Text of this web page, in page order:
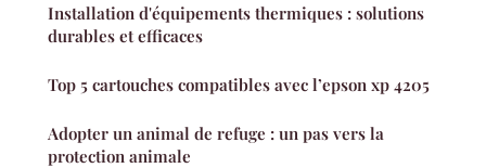
Installation d'équipements thermiques : solutions
durables et efficaces
Top 5 cartouches compatibles avec l’epson xp 4205
Adopter un animal de refuge : un pas vers la
protection animale